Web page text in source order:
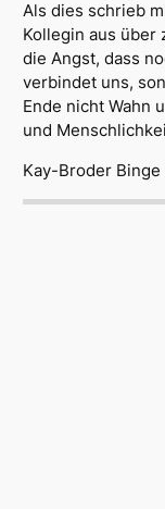
Als dies schrieb
Kollegin aus über
die Angst, dass
verbindet uns,
Ende nicht Wahn
und
Kay-Broder Binge